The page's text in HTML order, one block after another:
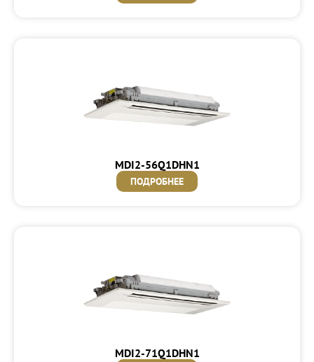
MDI2-56Q1DHN1
ПОДРОБНЕЕ
MDI2-71Q1DHN1